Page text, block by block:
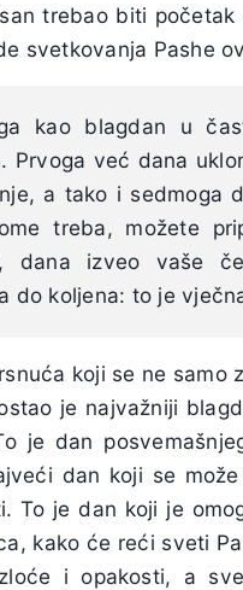
trebao biti početak
svetkovanja Pashe
kao blagdan u
Prvoga već dana
a tako i sedmoga
treba, možete
dana izveo vaše
do koljena: to je
koji se ne samo
je najvažniji
je dan
dan koji se
To je dan koji je
kako će reći sveti
i opakosti, a